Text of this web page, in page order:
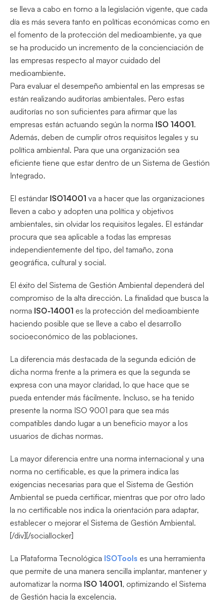
se lleva a cabo en torno a la legislación vigente, que cada
día es más severa tanto en políticas económicas como en
el fomento de la protección del medioambiente, ya que
se ha producido un incremento de la concienciación de
las empresas respecto al mayor cuidado del
medioambiente.
Para evaluar el desempeño ambiental en las empresas se
están realizando auditorías ambientales. Pero estas
auditorías no son suficientes para afirmar que las
empresas están actuando según la norma ISO 14001.
Además, deben de cumplir otros requisitos legales y su
política ambiental. Para que una organización sea
eficiente tiene que estar dentro de un Sistema de Gestión
Integrado.
El estándar ISO14001 va a hacer que las organizaciones
lleven a cabo y adopten una política y objetivos
ambientales, sin olvidar los requisitos legales. El estándar
procura que sea aplicable a todas las empresas
independientemente del tipo, del tamaño, zona
geográfica, cultural y social.
El éxito del Sistema de Gestión Ambiental dependerá del
compromiso de la alta dirección. La finalidad que busca la
norma ISO-14001 es la protección del medioambiente
haciendo posible que se lleve a cabo el desarrollo
socioeconómico de las poblaciones.
La diferencia más destacada de la segunda edición de
dicha norma frente a la primera es que la segunda se
expresa con una mayor claridad, lo que hace que se
pueda entender más fácilmente. Incluso, se ha tenido
presente la norma ISO 9001 para que sea más
compatibles dando lugar a un beneficio mayor a los
usuarios de dichas normas.
La mayor diferencia entre una norma internacional y una
norma no certificable, es que la primera indica las
exigencias necesarias para que el Sistema de Gestión
Ambiental se pueda certificar, mientras que por otro lado
la no certificable nos indica la orientación para adaptar,
establecer o mejorar el Sistema de Gestión Ambiental.
[/div][/sociallocker]
La Plataforma Tecnológica ISOTools es una herramienta
que permite de una manera sencilla implantar, mantener y
automatizar la norma ISO 14001, optimizando el Sistema
de Gestión hacia la excelencia.